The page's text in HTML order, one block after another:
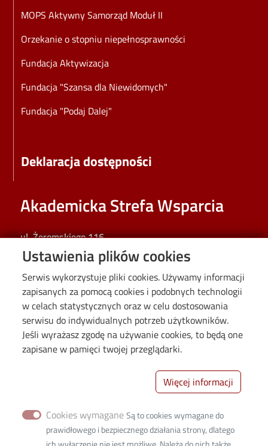
Ustawienia plików cookies
Serwis wykorzystuje pliki cookies. Używamy informacji
zapisanych za pomocą cookies i podobnych technologii
w celach statystycznych oraz w celu dostosowania
serwisu do indywidualnych potrzeb użytkowników.
Jeśli wyrażasz zgodę na używanie cookies, to będą one
zapisane w pamięci twojej przeglądarki.
Więcej informacji
Cookies wymagane Są to cookies wymagane do
prawidłowego i bezpiecznego działania strony, dlatego
Akademicka Strefa Wsparcia
ul. Żeromskiego 116
Budynek A30
42 631-38-87
rsn@adm.p.lodz.pl
NIP 727 002 18 95, REGON 000001583
Image
MOPS Aktywny Samorząd Moduł II
Orzekanie o stopniu niepełnosprawności
Fundacja Aktywizacja
Fundacja "Szansa dla Niewidomych"
Fundacja "Podaj Dalej"
Deklaracja dostępności